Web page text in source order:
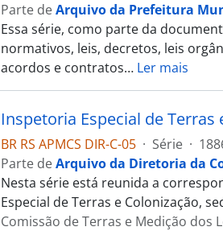
Parte deArquivo da Prefeitura
Essa série, como parte da
normativos, leis, decretos, leis
acordos e contratos… Ler mais
Inspetoria Especial de Terras
BR RS APMCS DIR-C-05 · Série ·
Parte deArquivo da Diretoria da
Nesta série está reunida a
Especial de Terras e Colonização,
Comissão de Terras e Medição dos